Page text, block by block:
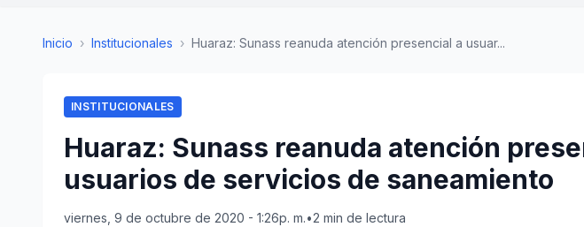
Inicio › Institucionales › Huaraz: Sunass reanuda atención presencial a usuar...
INSTITUCIONALES
Huaraz: Sunass reanuda atención
usuarios de servicios de saneamiento
viernes, 9 de octubre de 2020 - 1:26p. m.•2 min de lectura